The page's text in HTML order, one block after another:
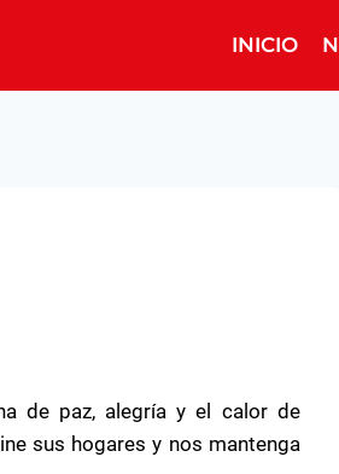
INICIO
de paz, alegría y el calor de
sus hogares y nos mantenga